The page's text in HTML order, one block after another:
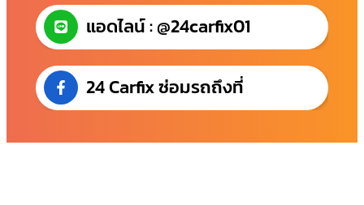
แอดไลน์ : @24carfix01
24 Carfix ซ่อมรถถึงที่